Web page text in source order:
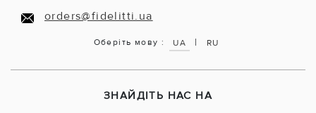
orders@fidelitti.ua
Оберіть мову : UA | RU
ЗНАЙДІТЬ НАС НА